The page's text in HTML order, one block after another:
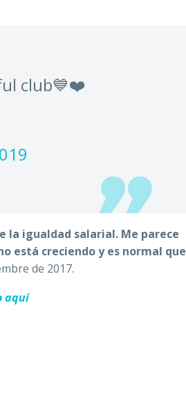
club💙❤️
la igualdad salarial. Me parece
está creciendo y es normal que
de 2017.
aquí